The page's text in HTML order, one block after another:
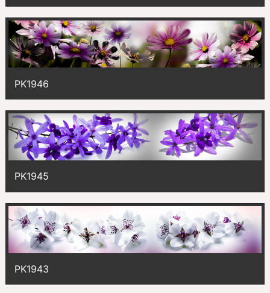
PK1946
PK1945
PK1943